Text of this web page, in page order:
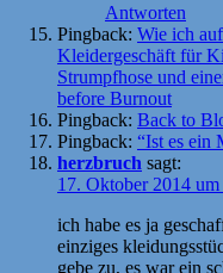
Antworten
Pingback: Wie ich
Kleidergeschäft für
Strumpfhose und
before Burnout
Pingback: Back to
Pingback: “Ist es ein
herzbruch sagt:
17. Oktober 2014
ich habe es ja
einziges
gebe zu, es war ein